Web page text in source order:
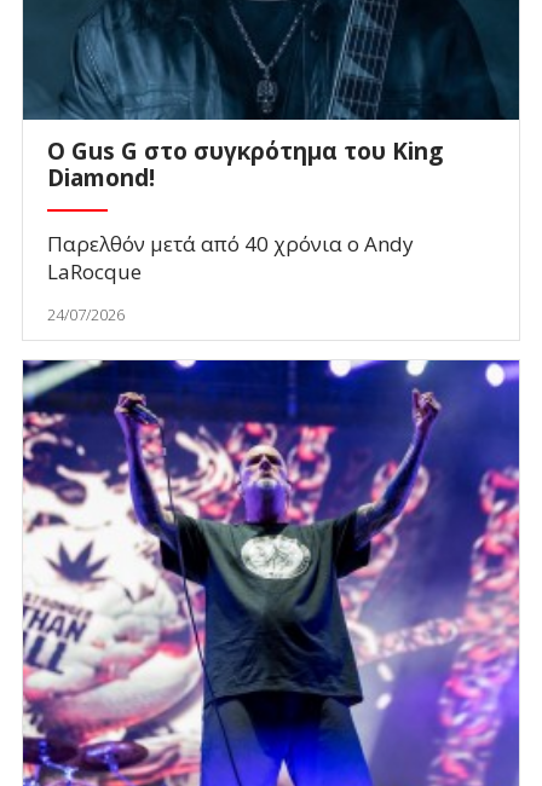
O Gus G στο συγκρότημα του King
Diamond!
Παρελθόν μετά από 40 χρόνια ο Andy
LaRocque
24/07/2026